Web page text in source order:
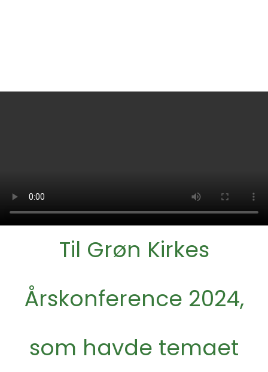
Til Grøn Kirkes
Årskonference 2024,
som havde temaet